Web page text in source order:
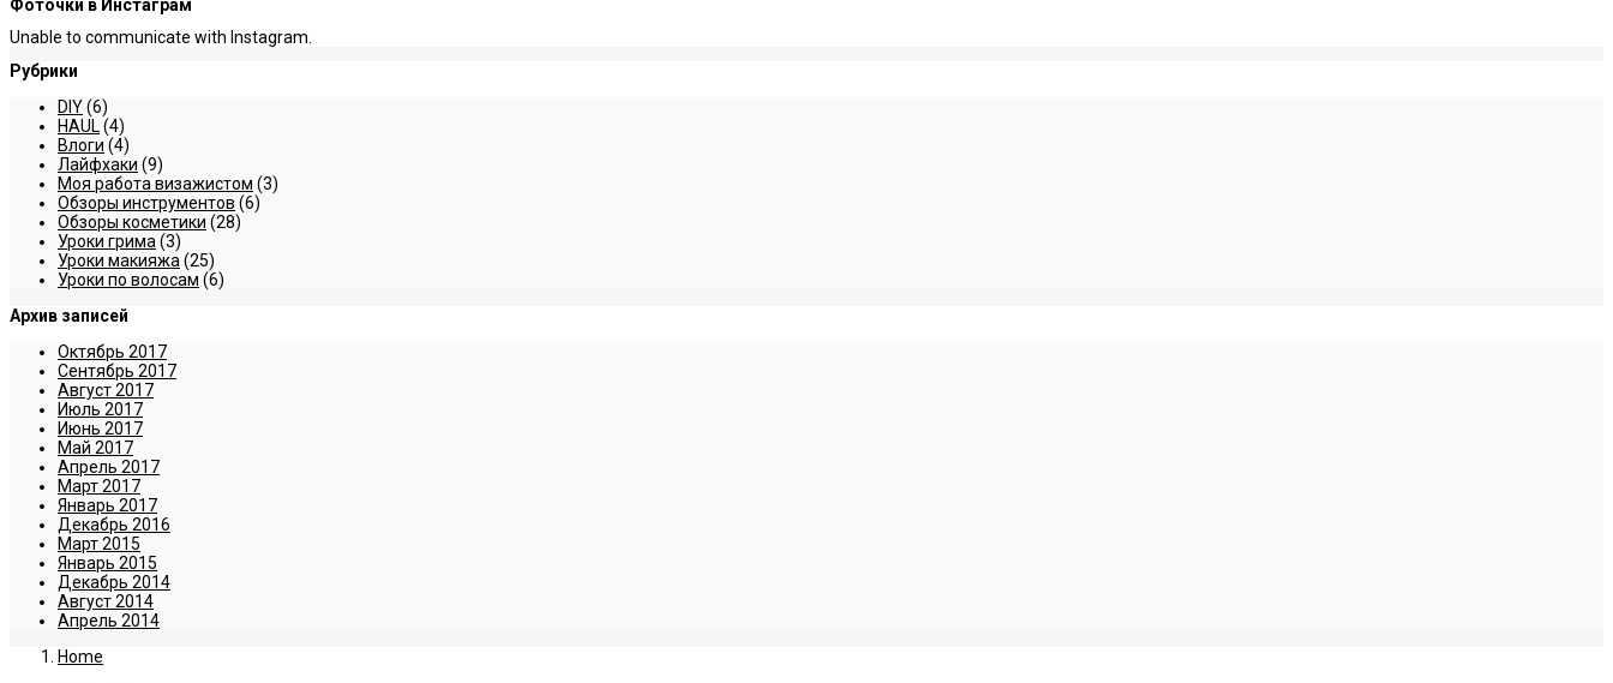
Фоточки в Инстаграм
Unable to communicate with Instagram.
Рубрики
DIY(6)
HAUL (4)
Влоги (4)
Лайфхаки (9)
Моя работа визажистом (3)
Обзоры инструментов (6)
Обзоры косметики (28)
Уроки грима (3)
Уроки макияжа (25)
Уроки по волосам (6)
Архив записей
Октябрь 2017
Сентябрь 2017
Август 2017
Июль 2017
Июнь 2017
Май 2017
Апрель 2017
Март 2017
Январь 2017
Декабрь 2016
Март 2015
Январь 2015
Декабрь 2014
Август 2014
Апрель 2014
Home